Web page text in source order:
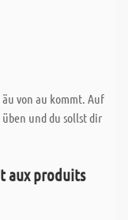
äu von au kommt. Auf
und du sollst dir
aux produits